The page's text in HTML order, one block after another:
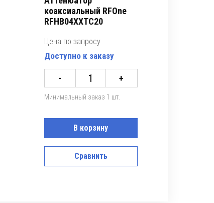
коаксиальный RFOne
RFHB04XXTC20
Цена по запросу
Доступно к заказу
- +
Минимальный заказ 1 шт.
В корзину
Сравнить